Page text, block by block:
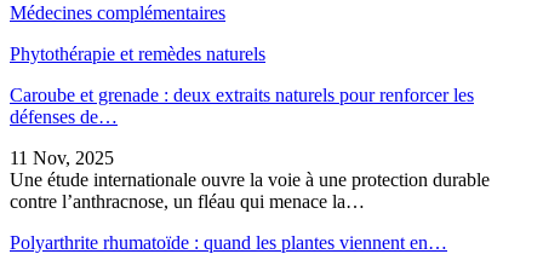
Médecines complémentaires
Phytothérapie et remèdes naturels
Caroube et grenade : deux extraits naturels pour renforcer les
défenses de…
11 Nov, 2025
Une étude internationale ouvre la voie à une protection durable
contre l’anthracnose, un fléau qui menace la…
Polyarthrite rhumatoïde : quand les plantes viennent en…